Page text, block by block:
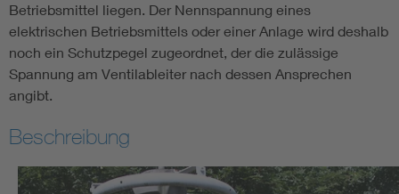
Betriebsmittel liegen. Der Nennspannung eines
elektrischen Betriebsmittels oder einer Anlage wird deshalb
noch ein Schutzpegel zugeordnet, der die zulässige
Spannung am Ventilableiter nach dessen Ansprechen
angibt.
Beschreibung